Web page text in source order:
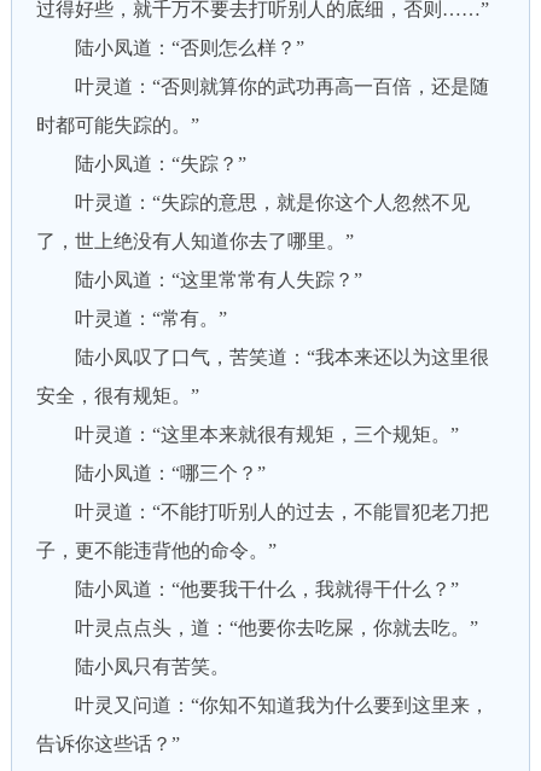
过得好些，就千万不要去打听别人的底细，否则……”
陆小凤道：“否则怎么样？”
叶灵道：“否则就算你的武功再高一百倍，还是随
时都可能失踪的。”
陆小凤道：“失踪？”
叶灵道：“失踪的意思，就是你这个人忽然不见
了，世上绝没有人知道你去了哪里。”
陆小凤道：“这里常常有人失踪？”
叶灵道：“常有。”
陆小凤叹了口气，苦笑道：“我本来还以为这里很
安全，很有规矩。”
叶灵道：“这里本来就很有规矩，三个规矩。”
陆小凤道：“哪三个？”
叶灵道：“不能打听别人的过去，不能冒犯老刀把
子，更不能违背他的命令。”
陆小凤道：“他要我干什么，我就得干什么？”
叶灵点点头，道：“他要你去吃屎，你就去吃。”
陆小凤只有苦笑。
叶灵又问道：“你知不知道我为什么要到这里来，
告诉你这些话？”